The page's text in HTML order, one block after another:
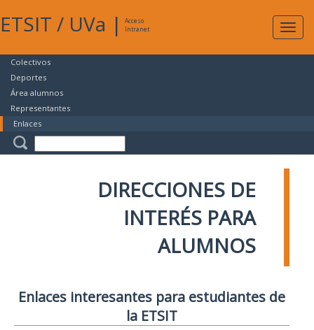
ETSIT / UVa |
Acceso
Intranet
Colectivos
Deportes
Área alumnos
Representantes
Enlaces
DIRECCIONES DE
INTERÉS PARA
ALUMNOS
Enlaces interesantes para estudiantes de
la ETSIT